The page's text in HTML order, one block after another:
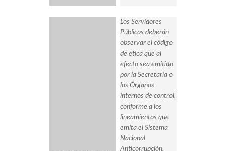
Los Servidores
Públicos deberán
observar el código
de ética que al
efecto sea emitido
por la Secretaría o
los Órganos
internos de control,
conforme a los
lineamientos que
emita el Sistema
Nacional
Anticorrupción,